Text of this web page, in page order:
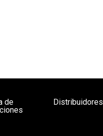
de
Distribuidores